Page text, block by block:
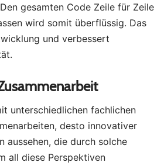
gesamten Code Zeile für Zeile
wird somit überflüssig. Das
und verbessert
unterschiedlichen fachlichen
desto innovativer
aussehen, die durch solche
all diese Perspektiven